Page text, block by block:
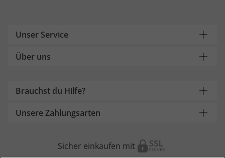
Unser Service
Über uns
Brauchst du Hilfe?
Unsere Zahlungsarten
Sicher einkaufen mit